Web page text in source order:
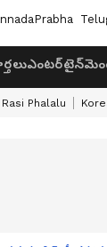
Phalalu